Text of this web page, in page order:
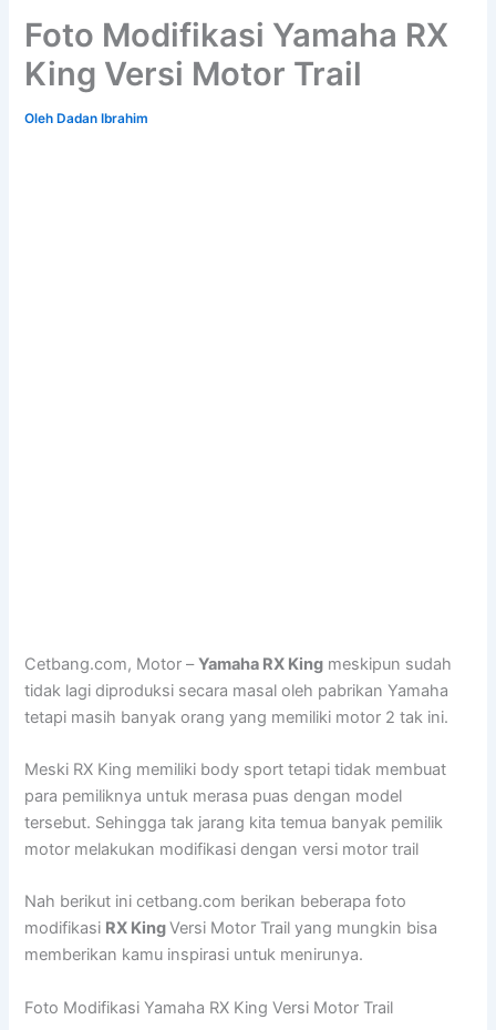
Foto Modifikasi Yamaha RX
King Versi Motor Trail
Oleh Dadan Ibrahim
Cetbang.com, Motor –Yamaha RX King meskipun sudah
tidak lagi diproduksi secara masal oleh pabrikan Yamaha
tetapi masih banyak orang yang memiliki motor 2 tak ini.
Meski RX King memiliki body sport tetapi tidak membuat
para pemiliknya untuk merasa puas dengan model
tersebut. Sehingga tak jarang kita temua banyak pemilik
motor melakukan modifikasi dengan versi motor trail
Nah berikut ini cetbang.com berikan beberapa foto
modifikasi RX KingVersi Motor Trail yang mungkin bisa
memberikan kamu inspirasi untuk menirunya.
Foto Modifikasi Yamaha RX King Versi Motor Trail